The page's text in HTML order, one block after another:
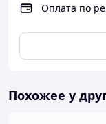
Оплата по
Похожее у